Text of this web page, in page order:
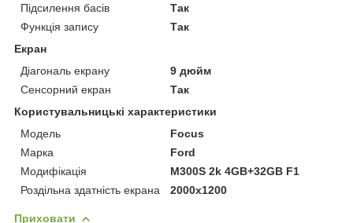
Підсилення басів
Так
Функція запису
Так
Екран
Діагональ екрану
9 дюйм
Сенсорний екран
Так
Користувальницькі характеристики
Мoдель
Focus
Марка
Ford
Модифікація
M300S 2k 4GB+32GB F1
Роздільна здатність екрана
2000x1200
Приховати